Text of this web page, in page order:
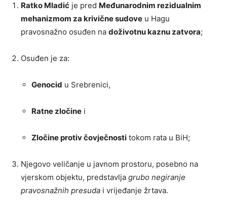
Ratko Mladić je pred Međunarodnim rezidualnim
mehanizmom za krivične sudove u Hagu
pravosnažno osuđen na doživotnu kaznu zatvora;
Osuđen je za:
Genocid u Srebrenici,
Ratne zločine i
Zločine protiv čovječnosti tokom rata u BiH;
Njegovo veličanje u javnom prostoru, posebno na
vjerskom objektu, predstavlja grubo negiranje
pravosnažnih presuda i vrijeđanje žrtava.